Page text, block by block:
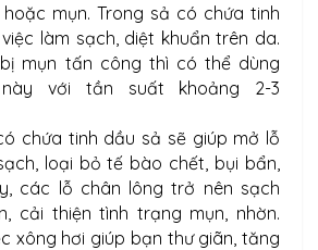
mụn. Trong sả có chứa tinh
làm sạch, diệt khuẩn trên da.
mụn tấn công thì có thể dùng
với tần suất khoảng 2-3
chứa tinh dầu sả sẽ giúp mở lỗ
loại bỏ tế bào chết, bụi bẩn,
các lỗ chân lông trở nên sạch
cải thiện tình trạng mụn, nhờn.
xông hơi giúp bạn thư giãn, tăng